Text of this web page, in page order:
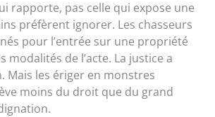
rapporte, pas celle qui expose une
préfèrent ignorer. Les chasseurs
pour l’entrée sur une propriété
modalités de l’acte. La justice a
Mais les ériger en monstres
moins du droit que du grand